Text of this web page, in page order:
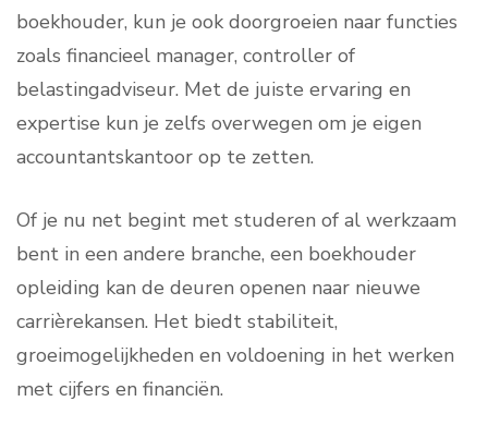
boekhouder, kun je ook doorgroeien naar functies
zoals financieel manager, controller of
belastingadviseur. Met de juiste ervaring en
expertise kun je zelfs overwegen om je eigen
accountantskantoor op te zetten.
Of je nu net begint met studeren of al werkzaam
bent in een andere branche, een boekhouder
opleiding kan de deuren openen naar nieuwe
carrièrekansen. Het biedt stabiliteit,
groeimogelijkheden en voldoening in het werken
met cijfers en financiën.